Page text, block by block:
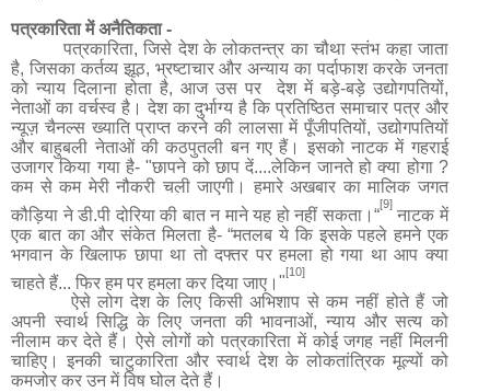
पत्रकारितामें अनैतिकता-
पत्रकारिता, जिसे देश के लोकतन्त्र का चौथा स्तंभ कहा जाता
है, जिसका कर्तव्य झूठ, भ्रष्टाचार और अन्याय का पर्दाफाश करके जनता
को न्याय दिलाना होताहै, आज उस पर देश में बड़े-बड़े उद्योगपतियों,
नेताओं का वर्चस्व है। देश का दुर्भाग्य है कि प्रतिष्ठित समाचार पत्र और
न्यूज़ चैनल्स ख्यातिप्राप्तकरने की लालसा में पूँजीपतियों, उद्योगपतियों
और बाहुबली नेताओं की कठपुतली बन गए हैं। इसको नाटक में गहराई
उजागर किया गया है-"छापने को छाप दें....लेकिन जानते हो क्या होगा ?
कम से कम मेरी नौकरी चली जाएगी। हमारे अखबार का मालिक जगत
कौड़िया ने डी.पी दोरिया की बात न माने यह हो नहीं सकता। “
[9]
नाटक में
एक बात का और संकेत मिलता है-“मतलब ये कि इसके पहले हमने एक
भगवान के खिलाफ छापा था तो दफ्तर पर हमला हो गया था आप क्या
चाहते हैं... फिर हम पर हमला कर दिया जाए। "
[10]
ऐसे लोग देश के लिए किसी अभिशाप से कम नहीं होते हैं जो
अपनी स्वार्थ सिद्धि के लिए जनता की भावनाओं, न्याय और सत्य को
नीलाम कर देते हैं। ऐसे लोगों को पत्रकारिता में कोई जगह नहीं मिलनी
चाहिए। इनकी चाटुकारिता और स्वार्थ देश के लोकतांत्रिक मूल्यों को
कमजोर कर उन में विष घोल देते हैं।